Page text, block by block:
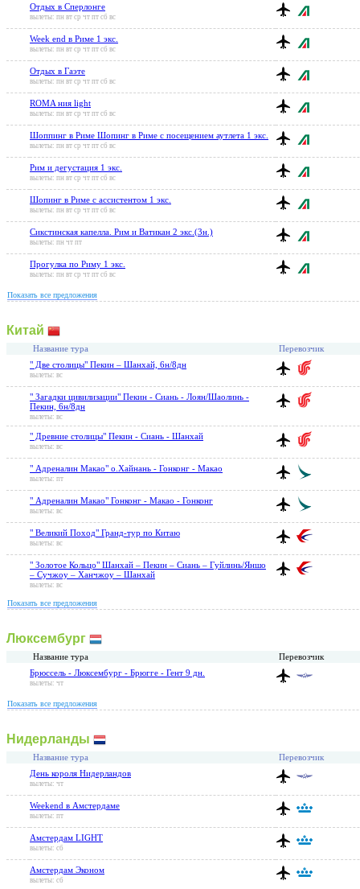
Отдых в Сперлонге
вылеты: пн вт ср чт пт сб вс
Week end в Риме 1 экс.
вылеты: пн вт ср чт пт сб вс
Отдых в Гаэте
вылеты: пн вт ср чт пт сб вс
ROMA ния light
вылеты: пн вт ср чт пт сб вс
Шоппинг в Риме Шопинг в Риме с посещением аутлета 1 экс.
вылеты: пн вт ср чт пт сб вс
Рим и дегустация 1 экс.
вылеты: пн вт ср чт пт сб вс
Шопинг в Риме с ассистентом 1 экс.
вылеты: пн вт ср чт пт сб вс
Сикстинская капелла. Рим и Ватикан 2 экс.(3н.)
вылеты: пн чт пт
Прогулка по Риму 1 экс.
вылеты: пн вт ср чт пт сб вс
Показать все предложения
Китай
Название тура Перевозчик
" Две столицы" Пекин – Шанхай, 6н/8дн
вылеты: вс
" Загадки цивилизации" Пекин - Сиань - Лоян/Шаолинь -
Пекин, 6н/8дн
вылеты: вс
" Древние столицы" Пекин - Сиань - Шанхай
вылеты: вс
" Адреналин Макао" о.Хайнань - Гонконг - Макао
вылеты: пт
" Адреналин Макао" Гонконг - Макао - Гонконг
вылеты: вс
" Великий Поход" Гранд-тур по Китаю
вылеты: вс
" Золотое Кольцо" Шанхай – Пекин – Сиань – Гуйлинь/Яншо
– Сучжоу – Ханчжоу – Шанхай
вылеты: вс
Показать все предложения
Люксембург
Название тура Перевозчик
Брюссель - Люксембург - Брюгге - Гент 9 дн.
вылеты: чт
Показать все предложения
Нидерланды
Название тура Перевозчик
День короля Нидерландов
вылеты: чт
Weekend в Амстердаме
вылеты: пт
Амстердам LIGHT
вылеты: сб
Амстердам Эконом
вылеты: сб